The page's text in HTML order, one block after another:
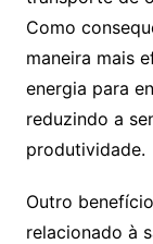
Como
maneira mais
energia para
reduzindo a
produtividade.
Outro
relacionado à